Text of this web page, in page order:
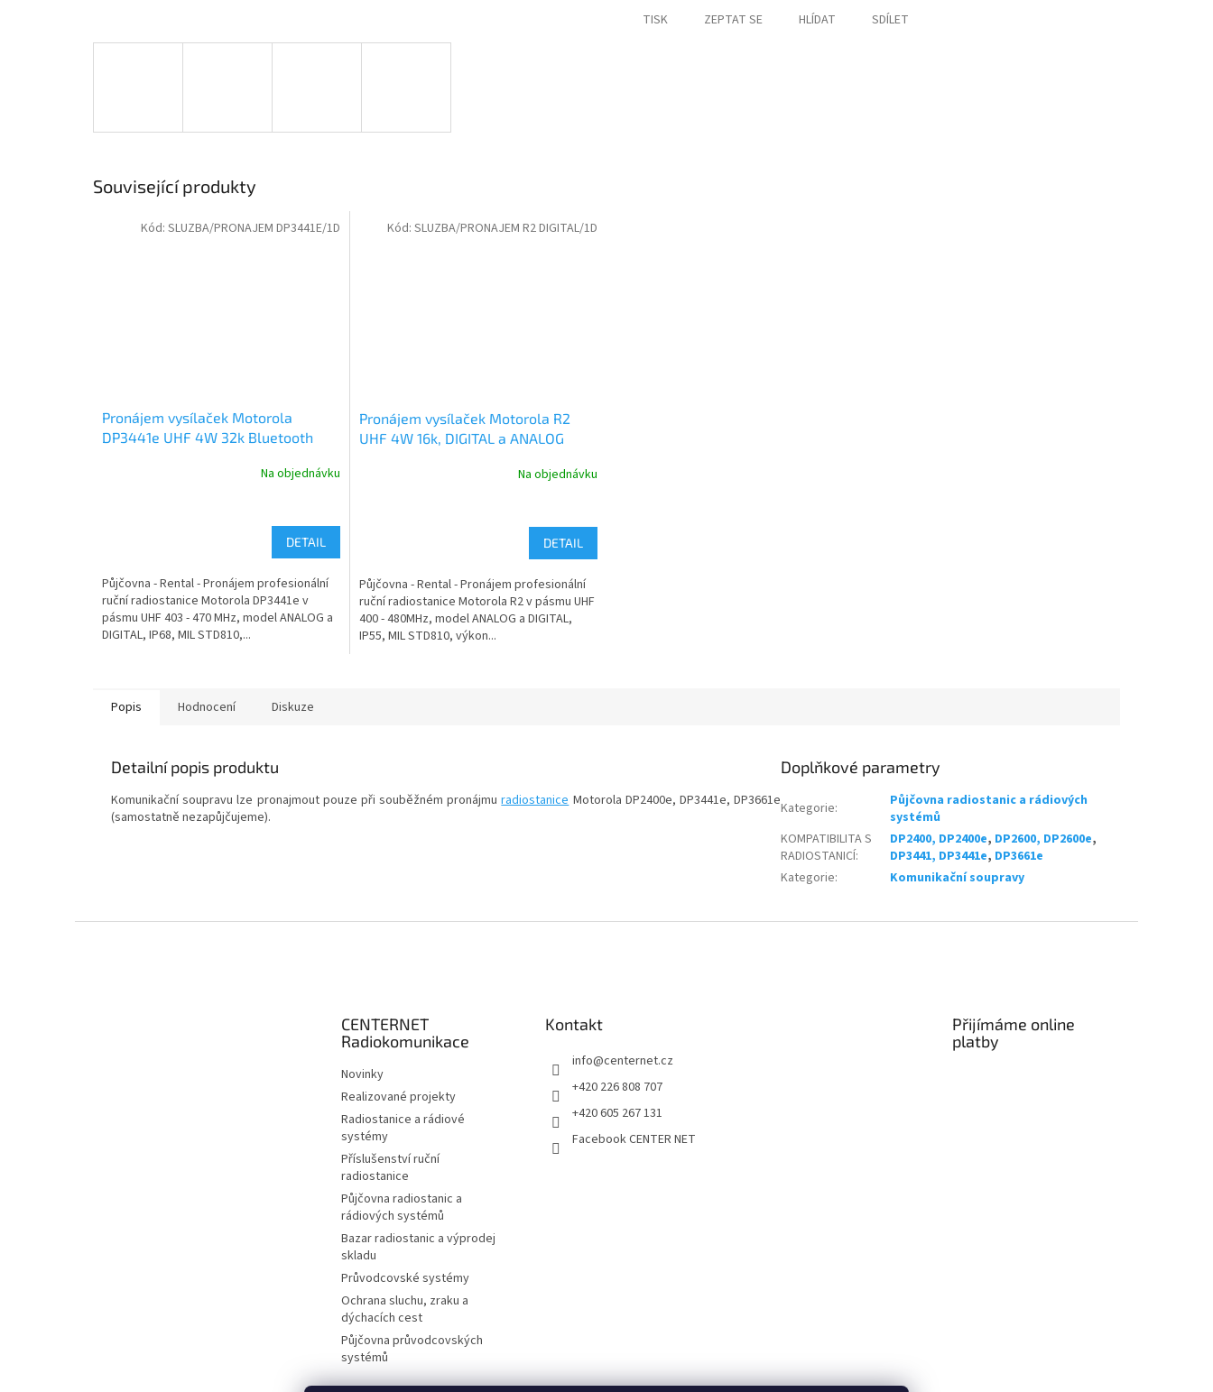
TISK ZEPTAT SE HLÍDAT SDÍLET
Související produkty
Pronájem vysílaček Motorola
DP3441e UHF 4W 32k Bluetooth
Na objednávku
DETAIL
Půjčovna - Rental - Pronájem profesionální
ruční radiostanice Motorola DP3441e v
pásmu UHF 403 - 470 MHz, model ANALOG a
DIGITAL, IP68, MIL STD810,...
Kód: SLUZBA/PRONAJEM DP3441E/1D
Pronájem vysílaček Motorola R2
UHF 4W 16k, DIGITAL a ANALOG
Na objednávku
DETAIL
Půjčovna - Rental - Pronájem profesionální
ruční radiostanice Motorola R2 v pásmu UHF
400 - 480MHz, model ANALOG a DIGITAL,
IP55, MIL STD810, výkon...
Kód: SLUZBA/PRONAJEM R2 DIGITAL/1D
Popis Hodnocení Diskuze
Detailní popis produktu
Komunikační soupravu lze pronajmout pouze při souběžném pronájmuradiostanice Motorola DP2400e, DP3441e, DP3661e
(samostatně nezapůjčujeme).
Doplňkové parametry
Kategorie:
Půjčovna radiostanic a rádiových
systémů
KOMPATIBILITA S
RADIOSTANICÍ:
DP2400, DP2400e, DP2600, DP2600e,
DP3441, DP3441e, DP3661e
Kategorie: Komunikační soupravy
CENTERNET
Radiokomunikace
Novinky
Realizované projekty
Radiostanice a rádiové
systémy
Příslušenství ruční
radiostanice
Půjčovna radiostanic a
rádiových systémů
Bazar radiostanic a výprodej
skladu
Průvodcovské systémy
Ochrana sluchu, zraku a
dýchacích cest
Půjčovna průvodcovských
systémů
Kontakt
info@centernet.cz
+420 226 808 707
+420 605 267 131
Facebook CENTER NET
Přijímáme online
platby